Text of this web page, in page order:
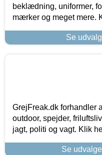
beklædning, uniformer,
mærker og meget mere.
Se
GrejFreak.dk forhandler
outdoor, spejder,
jagt, politi og vagt. Klik
Se